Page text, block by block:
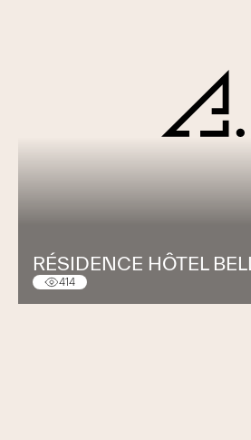
RÉSIDENCE HÔTEL
414